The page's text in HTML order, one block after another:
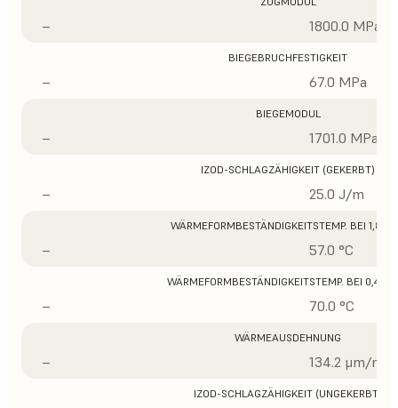
– 1800.0 MPa
BIEGEBRUCHFESTIGKEIT
– 67.0 MPa
BIEGEMODUL
– 1701.0 MPa
IZOD-SCHLAGZÄHIGKEIT (GEKERBT)
– 25.0 J/m
WÄRMEFORMBESTÄNDIGKEITSTEMP. BEI 1,8
– 57.0 °C
WÄRMEFORMBESTÄNDIGKEITSTEMP. BEI 0,45
– 70.0 °C
WÄRMEAUSDEHNUNG
– 134.2 μm/m/
IZOD-SCHLAGZÄHIGKEIT (UNGEKERBT)